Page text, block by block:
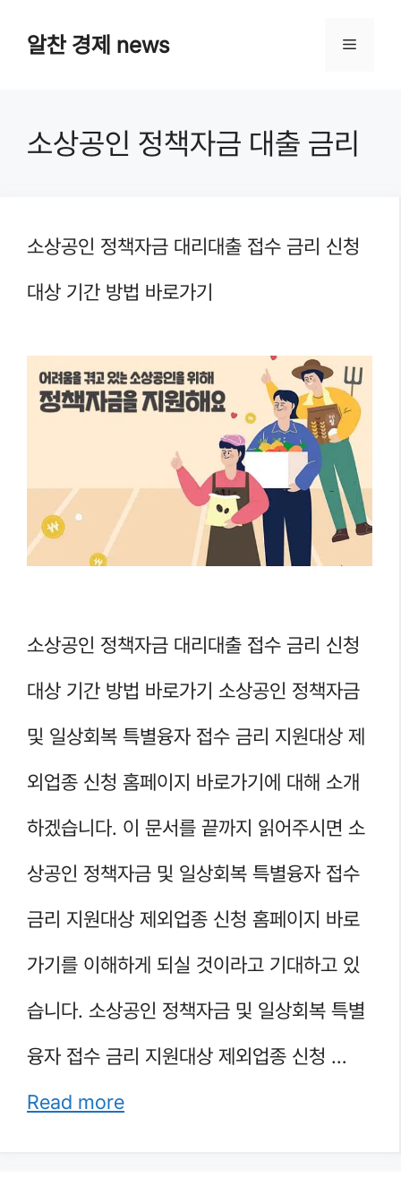
알찬 경제 news Menu
소상공인 정책자금 대출 금리
소상공인 정책자금 대리대출 접수 금리 신청
대상 기간 방법 바로가기
소상공인 정책자금 대리대출 접수 금리 신청
대상 기간 방법 바로가기 소상공인 정책자금
및 일상회복 특별융자 접수 금리 지원대상 제
외업종 신청 홈페이지 바로가기에 대해 소개
하겠습니다. 이 문서를 끝까지 읽어주시면 소
상공인 정책자금 및 일상회복 특별융자 접수
금리 지원대상 제외업종 신청 홈페이지 바로
가기를 이해하게 되실 것이라고 기대하고 있
습니다. 소상공인 정책자금 및 일상회복 특별
융자 접수 금리 지원대상 제외업종 신청 …
Read more